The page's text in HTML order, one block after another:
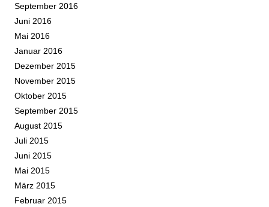
September 2016
Juni 2016
Mai 2016
Januar 2016
Dezember 2015
November 2015
Oktober 2015
September 2015
August 2015
Juli 2015
Juni 2015
Mai 2015
März 2015
Februar 2015